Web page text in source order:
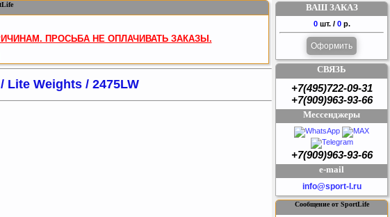
ПРОСЬБА НЕ ОПЛАЧИВАТЬ ЗАКАЗЫ.
Weights / 2475LW
ВАШ ЗАКАЗ
0 шт. / 0 р.
Оформить
СВЯЗЬ
+7(495)722-09-31
+7(909)963-93-66
Мессенджеры
+7(909)963-93-66
e-mail
info@sport-l.ru
Сообщение от SportLife